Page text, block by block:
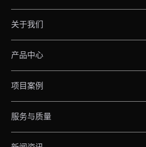
关于我们
产品中心
项目案例
服务与质量